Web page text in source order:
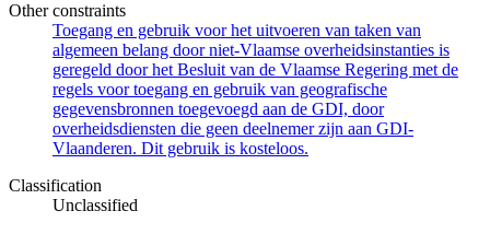
Other constraints
Toegang en gebruik voor het uitvoeren van taken van
algemeen belang door niet-Vlaamse overheidsinstanties is
geregeld door het Besluit van de Vlaamse Regering met de
regels voor toegang en gebruik van geografische
gegevensbronnen toegevoegd aan de GDI, door
overheidsdiensten die geen deelnemer zijn aan GDI-
Vlaanderen. Dit gebruik is kosteloos.
Classification
Unclassified